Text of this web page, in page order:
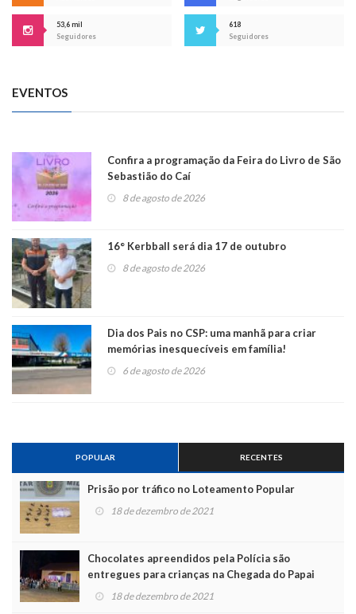
53,6 mil
Seguidores
618
Seguidores
EVENTOS
Confira a programação da Feira do Livro de São
Sebastião do Caí
8 de agosto de 2026
16° Kerbball será dia 17 de outubro
8 de agosto de 2026
Dia dos Pais no CSP: uma manhã para criar
memórias inesquecíveis em família!
6 de agosto de 2026
POPULAR RECENTES
Prisão por tráfico no Loteamento Popular
18 de dezembro de 2021
Chocolates apreendidos pela Polícia são
entregues para crianças na Chegada do Papai
Noel
18 de dezembro de 2021